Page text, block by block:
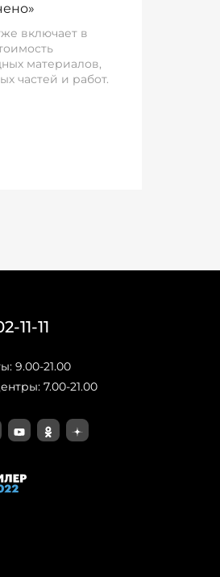
включает в
материалов,
частей и работ.
11-11
9.00-21.00
7.00-21.00